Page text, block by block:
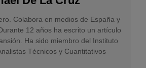
Colabora en medios de España y
12 años ha escrito un artículo
Ha sido miembro del Instituto
Técnicos y Cuantitativos